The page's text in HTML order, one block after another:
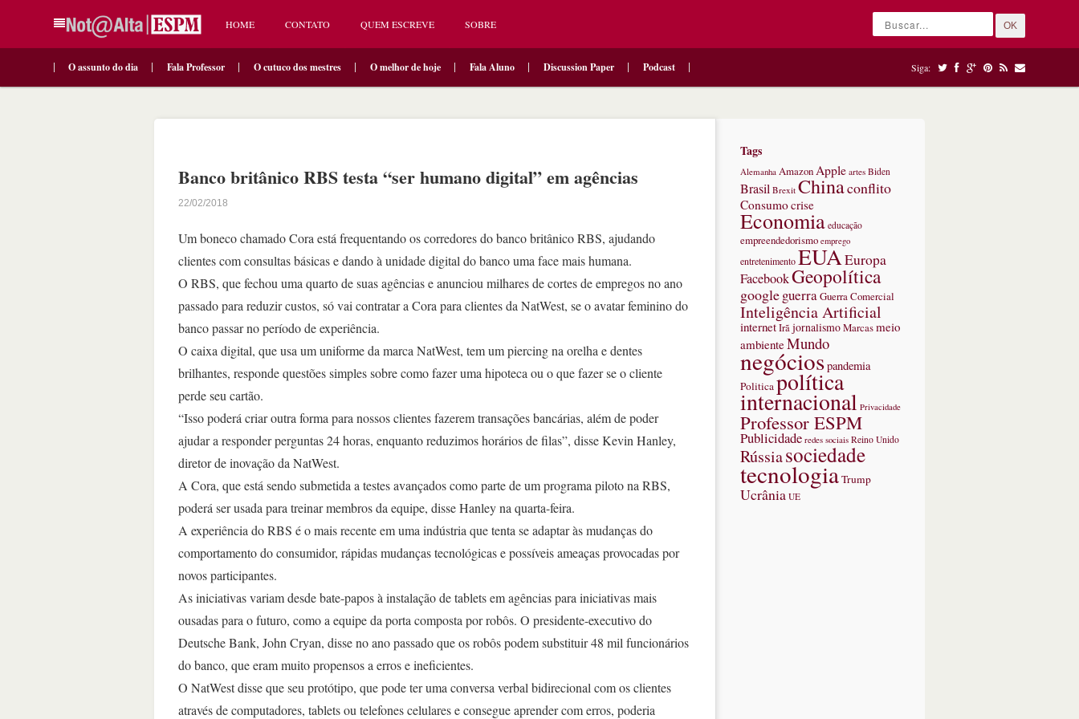
HOME CONTATO QUEM ESCREVE SOBRE OK
O assunto do dia Fala Professor O cutuco dos mestres O melhor de hoje Fala Aluno Discussion Paper Podcast Siga:
Banco britânico RBS testa “ser humano digital” em agências
22/02/2018
Um boneco chamado Cora está frequentando os corredores do banco britânico RBS, ajudando
clientes com consultas básicas e dando à unidade digital do banco uma face mais humana.
O RBS, que fechou uma quarto de suas agências e anunciou milhares de cortes de empregos no ano
passado para reduzir custos, só vai contratar a Cora para clientes da NatWest, se o avatar feminino do
banco passar no período de experiência.
O caixa digital, que usa um uniforme da marca NatWest, tem um piercing na orelha e dentes
brilhantes, responde questões simples sobre como fazer uma hipoteca ou o que fazer se o cliente
perde seu cartão.
“Isso poderá criar outra forma para nossos clientes fazerem transações bancárias, além de poder
ajudar a responder perguntas 24 horas, enquanto reduzimos horários de filas”, disse Kevin Hanley,
diretor de inovação da NatWest.
A Cora, que está sendo submetida a testes avançados como parte de um programa piloto na RBS,
poderá ser usada para treinar membros da equipe, disse Hanley na quarta-feira.
A experiência do RBS é o mais recente em uma indústria que tenta se adaptar às mudanças do
comportamento do consumidor, rápidas mudanças tecnológicas e possíveis ameaças provocadas por
novos participantes.
As iniciativas variam desde bate-papos à instalação de tablets em agências para iniciativas mais
ousadas para o futuro, como a equipe da porta composta por robôs. O presidente-executivo do
Deutsche Bank, John Cryan, disse no ano passado que os robôs podem substituir 48 mil funcionários
do banco, que eram muito propensos a erros e ineficientes.
O NatWest disse que seu protótipo, que pode ter uma conversa verbal bidirecional com os clientes
através de computadores, tablets ou telefones celulares e consegue aprender com erros, poderia
Tags
Alemanha Amazon Apple artes Biden
Brasil Brexit Chinaconflito
Consumocrise
Economia educação
empreendedorismo emprego
entretenimentoEUAEuropa
FacebookGeopolítica
googleguerraGuerra Comercial
Inteligência Artificial
internetIrãjornalismoMarcasmeio
ambienteMundo
negóciospandemia
Politicapolítica
internacional Privacidade
Professor ESPM
Publicidade redes sociais Reino Unido
Rússiasociedade
tecnologiaTrump
Ucrânia UE